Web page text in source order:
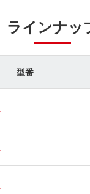
ラインナッ
型番